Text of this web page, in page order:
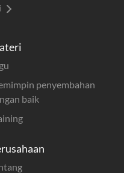
penyembahan
baik